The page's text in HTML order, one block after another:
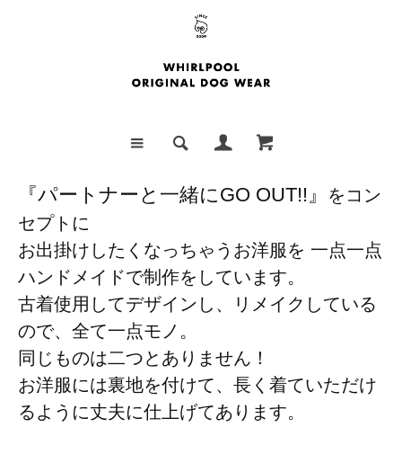
『パートナーと一緒にGO OUT!!』
をコン
セプトに
お出掛けしたくなっちゃうお洋服を 一点一点
ハンドメイドで制作をしています。
古着使用してデザインし、リメイクしている
ので、全て一点モノ。
同じものは二つとありません！
お洋服には裏地を付けて、長く着ていただけ
るように丈夫に仕上げてあります。